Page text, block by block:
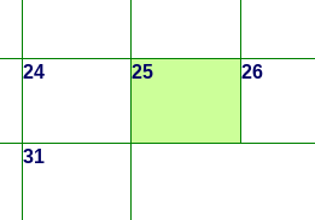
24 25 26
31